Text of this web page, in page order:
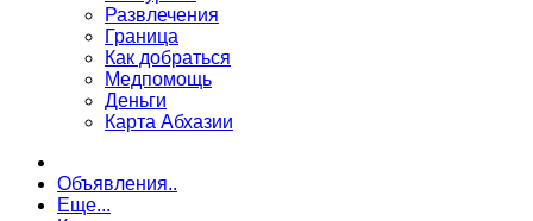
Развлечения
Граница
Как добраться
Медпомощь
Деньги
Карта Абхазии
Объявления..
Еще...